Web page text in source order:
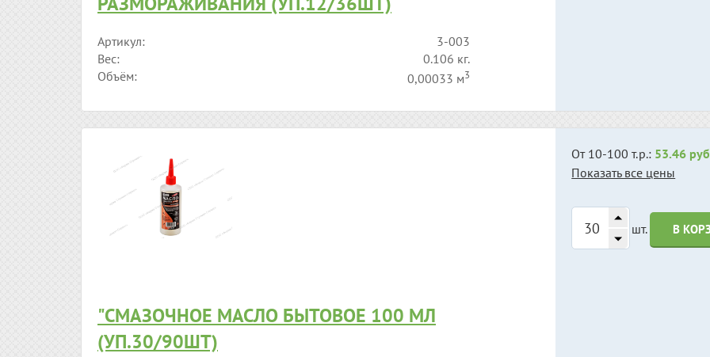
Артикул:
3-003
Вес:
0.106 кг.
Объём:
0,00033 м3
"СМАЗОЧНОЕ МАСЛО БЫТОВОЕ 100 МЛ
(УП.30/90ШТ)
От 10-100 т.р.: 53.46
Показать все цены
шт. В